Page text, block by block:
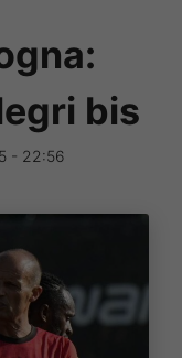
bis
- 22:56